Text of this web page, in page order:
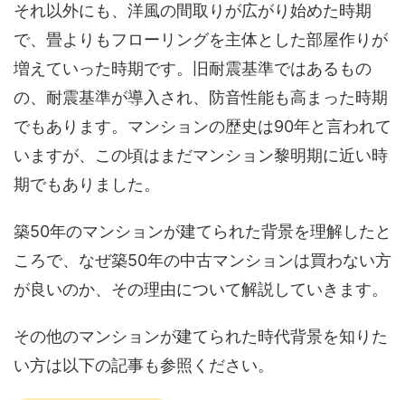
それ以外にも、洋風の間取りが広がり始めた時期
で、畳よりもフローリングを主体とした部屋作りが
増えていった時期です。旧耐震基準ではあるもの
の、耐震基準が導入され、防音性能も高まった時期
でもあります。マンションの歴史は90年と言われて
いますが、この頃はまだマンション黎明期に近い時
期でもありました。
築50年のマンションが建てられた背景を理解したと
ころで、なぜ築50年の中古マンションは買わない方
が良いのか、その理由について解説していきます。
その他のマンションが建てられた時代背景を知りた
い方は以下の記事も参照ください。